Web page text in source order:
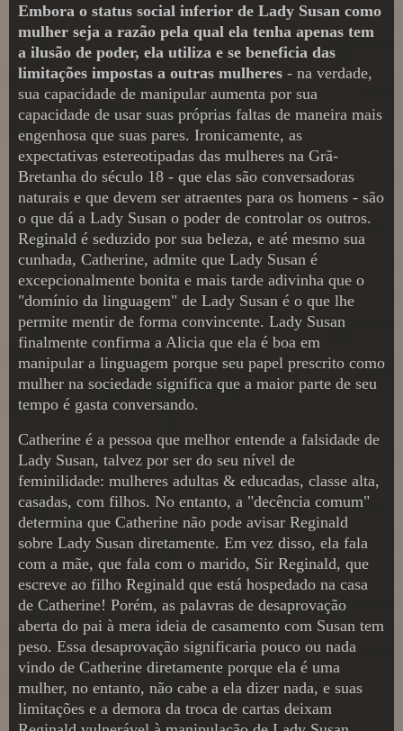
Embora o status social inferior de Lady Susan como
mulher seja a razão pela qual ela tenha apenas tem
a ilusão de poder, ela utiliza e se beneficia das
limitações impostas a outras mulheres - na verdade,
sua capacidade de manipular aumenta por sua
capacidade de usar suas próprias faltas de maneira mais
engenhosa que suas pares. Ironicamente, as
expectativas estereotipadas das mulheres na Grã-
Bretanha do século 18 - que elas são conversadoras
naturais e que devem ser atraentes para os homens - são
o que dá a Lady Susan o poder de controlar os outros.
Reginald é seduzido por sua beleza, e até mesmo sua
cunhada, Catherine, admite que Lady Susan é
excepcionalmente bonita e mais tarde adivinha que o
"domínio da linguagem" de Lady Susan é o que lhe
permite mentir de forma convincente. Lady Susan
finalmente confirma a Alicia que ela é boa em
manipular a linguagem porque seu papel prescrito como
mulher na sociedade significa que a maior parte de seu
tempo é gasta conversando.
Catherine é a pessoa que melhor entende a falsidade de
Lady Susan, talvez por ser do seu nível de
feminilidade: mulheres adultas & educadas, classe alta,
casadas, com filhos. No entanto, a "decência comum"
determina que Catherine não pode avisar Reginald
sobre Lady Susan diretamente. Em vez disso, ela fala
com a mãe, que fala com o marido, Sir Reginald, que
escreve ao filho Reginald que está hospedado na casa
de Catherine! Porém, as palavras de desaprovação
aberta do pai à mera ideia de casamento com Susan tem
peso. Essa desaprovação significaria pouco ou nada
vindo de Catherine diretamente porque ela é uma
mulher, no entanto, não cabe a ela dizer nada, e suas
limitações e a demora da troca de cartas deixam